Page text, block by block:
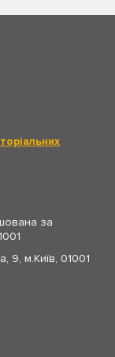
за
9, м.Київ, 01001